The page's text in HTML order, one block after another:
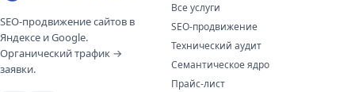
SEO-продвижение сайтов в
Яндексе и Google.
Органический трафик →
заявки.
Все услуги
SEO-продвижение
Технический аудит
Семантическое ядро
Прайс-лист